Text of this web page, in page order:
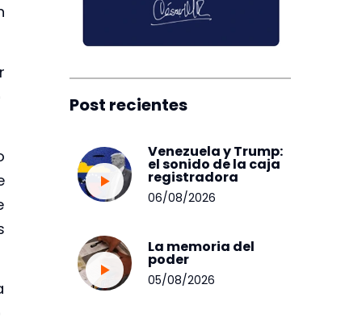
Post recientes
Venezuela y Trump:
el sonido de la caja
registradora
06/08/2026
La memoria del
poder
05/08/2026